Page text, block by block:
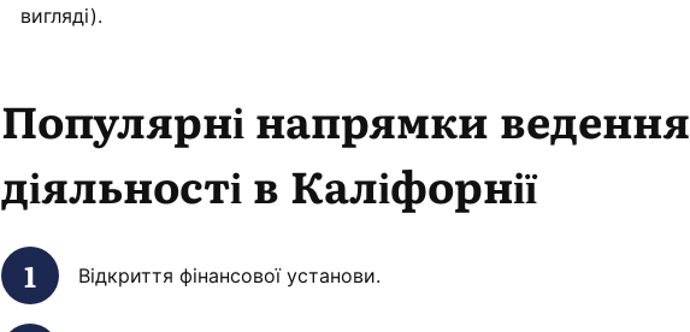
вигляді).
Популярні напрямки ведення
діяльності в Каліфорнії
Відкриття фінансової установи.